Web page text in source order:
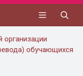
организации
обучающихся